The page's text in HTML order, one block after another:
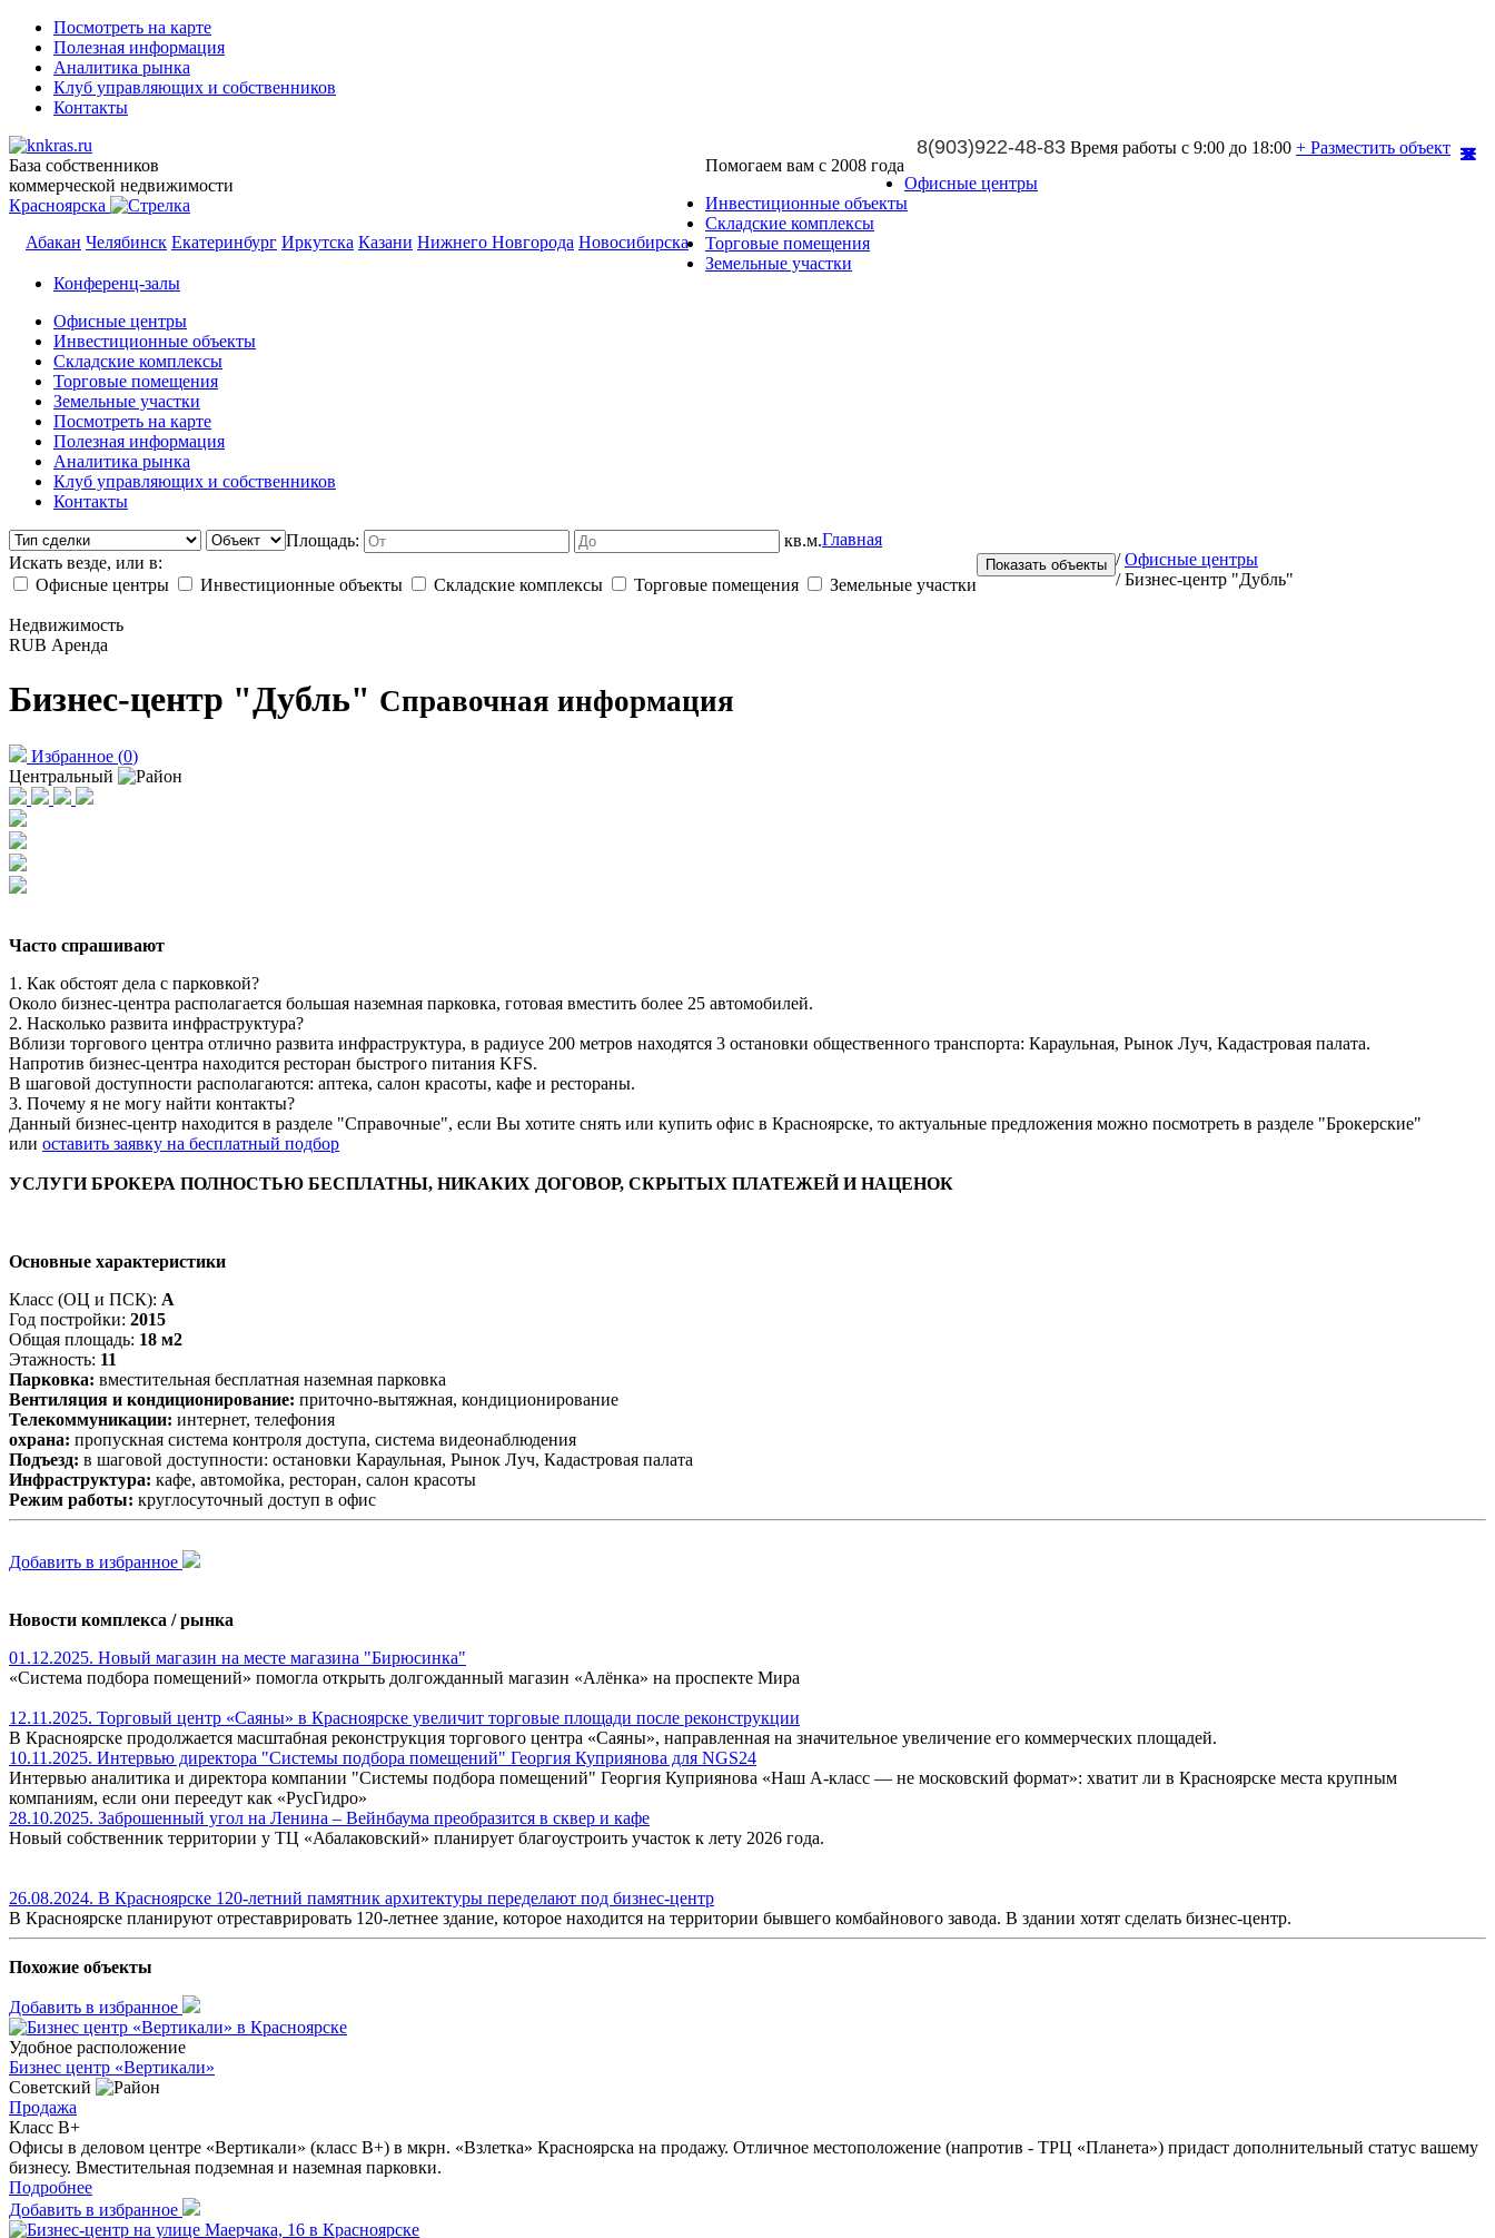
Посмотреть на карте
Полезная информация
Аналитика рынка
Клуб управляющих и собственников
Контакты
8(903)922-48-83 Время работы с 9:00 до 18:00 + Разместить объект
База собственников
коммерческой недвижимости
Красноярска
Абакан Челябинск Екатеринбург Иркутска Казани Нижнего Новгорода Новосибирска
Помогаем вам с 2008 года
Офисные центры
Инвестиционные объекты
Складские комплексы
Торговые помещения
Земельные участки
Конференц-залы
Офисные центры
Инвестиционные объекты
Складские комплексы
Торговые помещения
Земельные участки
Посмотреть на карте
Полезная информация
Аналитика рынка
Клуб управляющих и собственников
Контакты
Площадь:
кв.м.
Искать везде, или в:
Офисные центры
Инвестиционные объекты Складские комплексы Торговые помещения Земельные участки
Главная
/ Офисные центры
/ Бизнес-центр "Дубль"
Недвижимость
RUB Аренда
Бизнес-центр "Дубль" Справочная информация
Избранное (0)
Центральный
Часто спрашивают
1. Как обстоят дела с парковкой?
Около бизнес-центра располагается большая наземная парковка, готовая вместить более 25 автомобилей.
2. Насколько развита инфраструктура?
Вблизи торгового центра отлично развита инфраструктура, в радиусе 200 метров находятся 3 остановки общественного транспорта: Караульная, Рынок Луч, Кадастровая палата.
Напротив бизнес-центра находится ресторан быстрого питания KFS.
В шаговой доступности располагаются: аптека, салон красоты, кафе и рестораны.
3. Почему я не могу найти контакты?
Данный бизнес-центр находится в разделе "Справочные", если Вы хотите снять или купить офис в Красноярске, то актуальные предложения можно посмотреть в разделе "Брокерские"
или оставить заявку на бесплатный подбор
УСЛУГИ БРОКЕРА ПОЛНОСТЬЮ БЕСПЛАТНЫ, НИКАКИХ ДОГОВОР, СКРЫТЫХ ПЛАТЕЖЕЙ И НАЦЕНОК
Основные характеристики
Класс (ОЦ и ПСК): A
Год постройки: 2015
Общая площадь: 18 м2
Этажность: 11
Парковка: вместительная бесплатная наземная парковка
Вентиляция и кондиционирование: приточно-вытяжная, кондиционирование
Телекоммуникации: интернет, телефония
охрана: пропускная система контроля доступа, система видеонаблюдения
Подъезд: в шаговой доступности: остановки Караульная, Рынок Луч, Кадастровая палата
Инфраструктура: кафе, автомойка, ресторан, салон красоты
Режим работы: круглосуточный доступ в офис
Добавить в избранное
Новости комплекса / рынка
01.12.2025. Новый магазин на месте магазина "Бирюсинка"
«Система подбора помещений» помогла открыть долгожданный магазин «Алёнка» на проспекте Мира
12.11.2025. Торговый центр «Саяны» в Красноярске увеличит торговые площади после реконструкции
В Красноярске продолжается масштабная реконструкция торгового центра «Саяны», направленная на значительное увеличение его коммерческих площадей.
10.11.2025. Интервью директора "Системы подбора помещений" Георгия Куприянова для NGS24
Интервью аналитика и директора компании "Системы подбора помещений" Георгия Куприянова «Наш A-класс — не московский формат»: хватит ли в Красноярске места крупным
компаниям, если они переедут как «РусГидро»
28.10.2025. Заброшенный угол на Ленина – Вейнбаума преобразится в сквер и кафе
Новый собственник территории у ТЦ «Абалаковский» планирует благоустроить участок к лету 2026 года.
26.08.2024. В Красноярске 120-летний памятник архитектуры переделают под бизнес-центр
В Красноярске планируют отреставрировать 120-летнее здание, которое находится на территории бывшего комбайнового завода. В здании хотят сделать бизнес-центр.
Похожие объекты
Добавить в избранное
Удобное расположение
Бизнес центр «Вертикали»
Советский
Продажа
Класс B+
Офисы в деловом центре «Вертикали» (класс В+) в мкрн. «Взлетка» Красноярска на продажу. Отличное местоположение (напротив - ТРЦ «Планета») придаст дополнительный статус вашему
бизнесу. Вместительная подземная и наземная парковки.
Подробнее
Добавить в избранное